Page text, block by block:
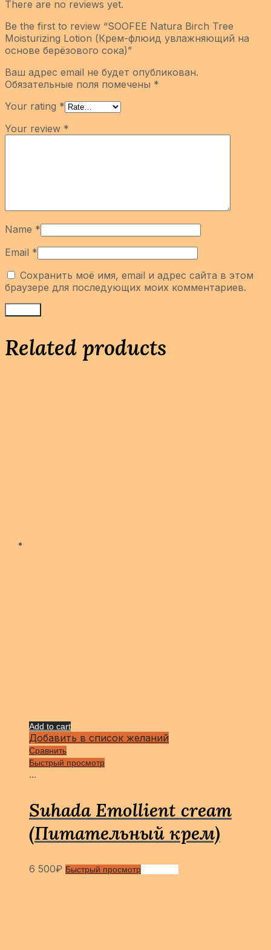
There are no reviews yet.
Be the first to review “SOOFEE Natura Birch Tree
Moisturizing Lotion (Крем-флюид увлажняющий на
основе берёзового сока)”
Ваш адрес email не будет опубликован.
Обязательные поля помечены *
Your rating *
Your review *
Name *
Email *
Сохранить моё имя, email и адрес сайта в этом
браузере для последующих моих комментариев.
Related products
Add to cart
Добавить в список желаний
Сравнить
Быстрый просмотр
...
Suhada Emollient cream
(Питательный крем)
6 500₽ Быстрый просмотр